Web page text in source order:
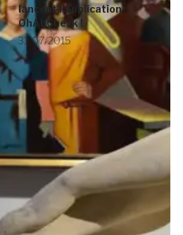
lancent l’application
OhAhCheck !
31/07/2015